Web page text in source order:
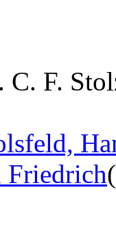
F.
Friedrich